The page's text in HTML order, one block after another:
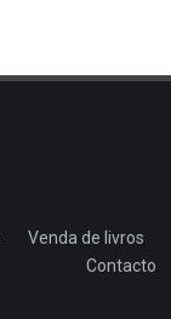
Venda de livros
Contacto